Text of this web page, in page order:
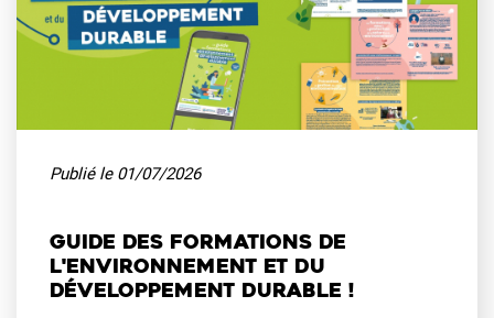
Publié le 01/07/2026
Guide des formations de
l'environnement et du
développement durable !